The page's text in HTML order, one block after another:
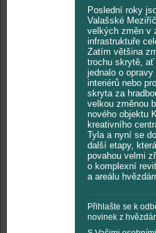
Poslední roky
Valašské
velkých změn v
infrastruktuře
Zatím většina
trochu skrytě,
jednalo o
interiérů nebo
skryta za
velkou změnou
nového objektu
kreativního
Tyla a nyní se
další etapy,
povahou velmi
o komplexní
a areálu
Přihlašte se k
novinek z